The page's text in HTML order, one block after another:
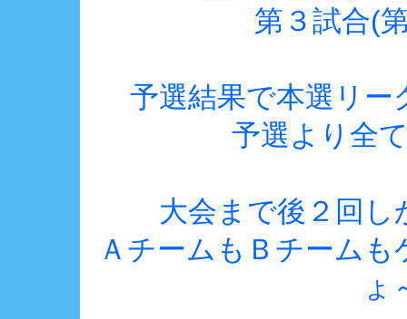
第３試合(
予選結果で本選リ
予選より全
大会まで後２回
ＡチームもＢチーム
ょ